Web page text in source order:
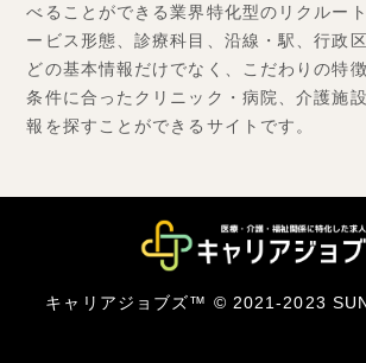
べることができる業界特化型のリクルー
ービス形態、診療科目、沿線・駅、行政
どの基本情報だけでなく、こだわりの特
条件に合ったクリニック・病院、介護施
報を探すことができるサイトです。
キャリアジョブズ™ © 2021-2023